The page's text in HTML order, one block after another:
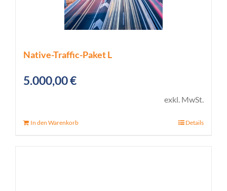
Native-Traffic-Paket L
5.000,00€
exkl. MwSt.
In den Warenkorb Details